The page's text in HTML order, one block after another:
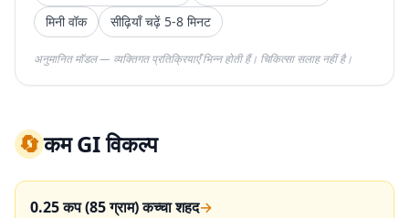
मिनी वॉक
सीढ़ियाँ चढ़ें 5-8 मिनट
अनुमानित मॉडल — व्यक्तिगत प्रतिक्रियाएँ भिन्न होती हैं। चिकित्सा सलाह नहीं है।
🔄कम GI विकल्प
0.25 कप (85 ग्राम) कच्चा शहद→